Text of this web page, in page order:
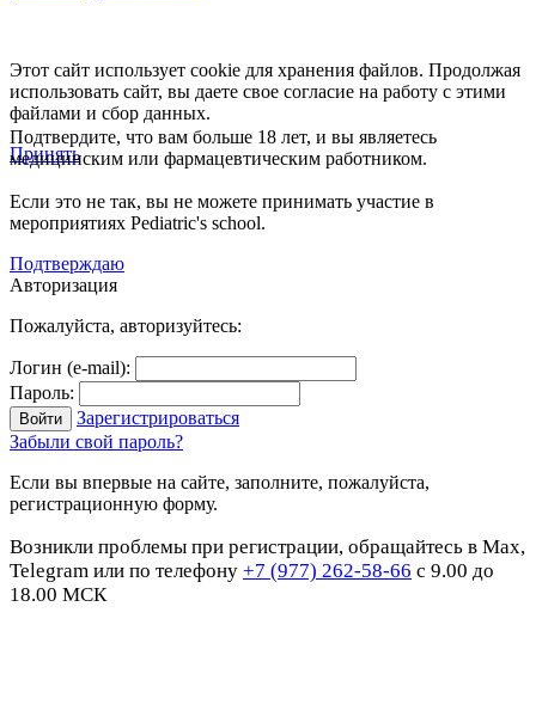
Этот сайт использует cookie для хранения файлов. Продолжая
использовать сайт, вы даете свое согласие на работу с этими
файлами и сбор данных.
Принять
Подтвердите, что вам больше 18 лет, и вы являетесь
медицинским или фармацевтическим работником.
Если это не так, вы не можете принимать участие в
мероприятиях Pediatric's school.
Подтверждаю
Авторизация
Пожалуйста, авторизуйтесь:
Логин (e-mail):
Пароль:
Зарегистрироваться
Забыли свой пароль?
Если вы впервые на сайте, заполните, пожалуйста,
регистрационную форму.
Возникли проблемы при регистрации, обращайтесь в Max,
Telegram или по телефону +7 (977) 262-58-66 с 9.00 до
18.00 МСК